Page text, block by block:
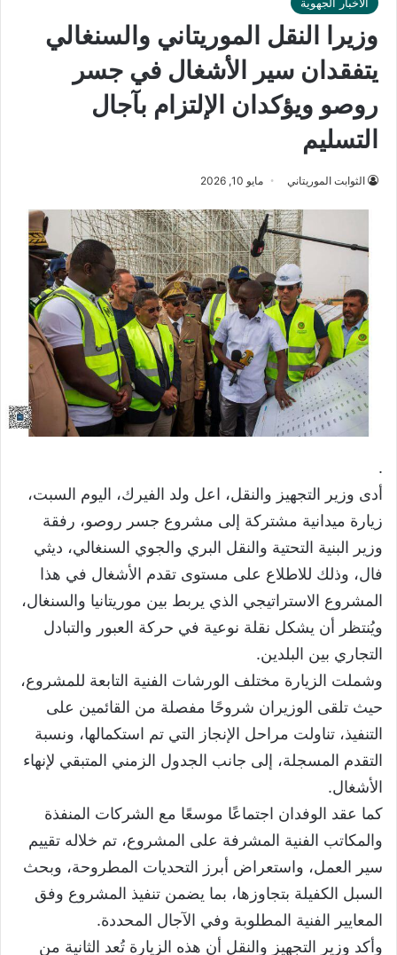
وزيرا النقل الموريتاني والسنغالي
يتفقدان سير الأشغال في جسر
روصو ويؤكدان الإلتزام بآجال
التسليم
الثوابت الموريتاني مايو 10, 2026
.
أدى وزير التجهيز والنقل، اعل ولد الفيرك، اليوم السبت،
زيارة ميدانية مشتركة إلى مشروع جسر روصو، رفقة
وزير البنية التحتية والنقل البري والجوي السنغالي، ديثي
فال، وذلك للاطلاع على مستوى تقدم الأشغال في هذا
المشروع الاستراتيجي الذي يربط بين موريتانيا والسنغال،
ويُنتظر أن يشكل نقلة نوعية في حركة العبور والتبادل
التجاري بين البلدين.
وشملت الزيارة مختلف الورشات الفنية التابعة للمشروع،
حيث تلقى الوزيران شروحًا مفصلة من القائمين على
التنفيذ، تناولت مراحل الإنجاز التي تم استكمالها، ونسبة
التقدم المسجلة، إلى جانب الجدول الزمني المتبقي لإنهاء
الأشغال.
كما عقد الوفدان اجتماعًا موسعًا مع الشركات المنفذة
والمكاتب الفنية المشرفة على المشروع، تم خلاله تقييم
سير العمل، واستعراض أبرز التحديات المطروحة، وبحث
السبل الكفيلة بتجاوزها، بما يضمن تنفيذ المشروع وفق
المعايير الفنية المطلوبة وفي الآجال المحددة.
وأكد وزير التجهيز والنقل أن هذه الزيارة تُعد الثانية من